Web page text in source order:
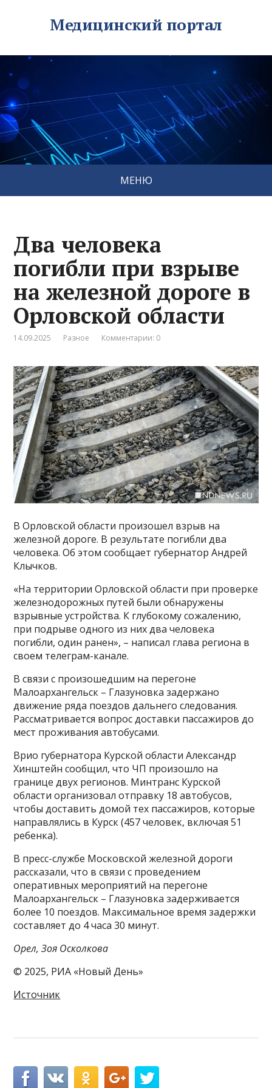
Медицинский портал
МЕНЮ
Два человека
погибли при взрыве
на железной дороге в
Орловской области
14.09.2025 Разное Комментарии: 0
В Орловской области произошел взрыв на
железной дороге. В результате погибли два
человека. Об этом сообщает губернатор Андрей
Клычков.
«На территории Орловской области при проверке
железнодорожных путей были обнаружены
взрывные устройства. К глубокому сожалению,
при подрыве одного из них два человека
погибли, один ранен», – написал глава региона в
своем телеграм-канале.
В связи с произошедшим на перегоне
Малоархангельск – Глазуновка задержано
движение ряда поездов дальнего следования.
Рассматривается вопрос доставки пассажиров до
мест проживания автобусами.
Врио губернатора Курской области Александр
Хинштейн сообщил, что ЧП произошло на
границе двух регионов. Минтранс Курской
области организовал отправку 18 автобусов,
чтобы доставить домой тех пассажиров, которые
направлялись в Курск (457 человек, включая 51
ребенка).
В пресс-службе Московской железной дороги
рассказали, что в связи с проведением
оперативных мероприятий на перегоне
Малоархангельск – Глазуновка задерживается
более 10 поездов. Максимальное время задержки
составляет до 4 часа 30 минут.
Орел, Зоя Осколкова
© 2025, РИА «Новый День»
Источник